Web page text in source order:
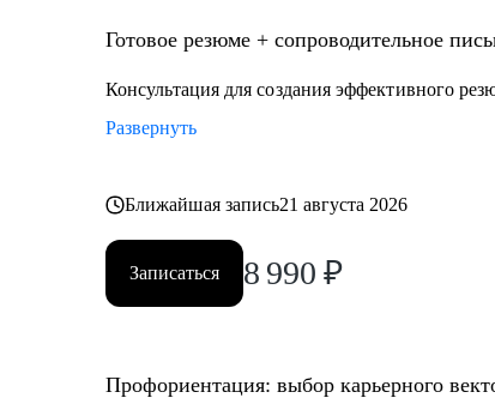
• управление персоналом
• event-сфера
Готовое резюме + сопроводительное
Консультация для создания эффективного
Развернуть
Ближайшая запись21 августа 2026
Записаться 8 990 ₽
Профориентация: выбор карьерного